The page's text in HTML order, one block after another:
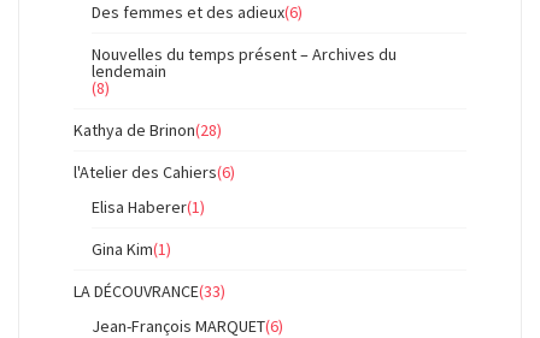
Des femmes et des adieux(6)
Nouvelles du temps présent – Archives du
lendemain
(8)
Kathya de Brinon(28)
l'Atelier des Cahiers(6)
Elisa Haberer(1)
Gina Kim(1)
LA DÉCOUVRANCE(33)
Jean-François MARQUET(6)